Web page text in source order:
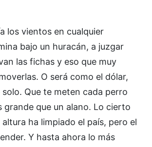
los vientos en cualquier
bajo un huracán, a juzgar
las fichas y eso que muy
O será como el dólar,
solo. Que te meten cada perro
grande que un alano. Lo cierto
altura ha limpiado el país, pero el
Y hasta ahora lo más